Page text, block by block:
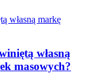
własną
masowych?